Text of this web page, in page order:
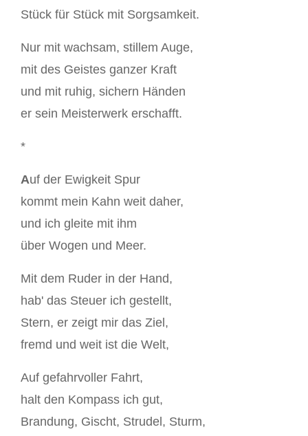
Stück für Stück mit Sorgsamkeit.
Nur mit wachsam, stillem Auge,
mit des Geistes ganzer Kraft
und mit ruhig, sichern Händen
er sein Meisterwerk erschafft.
*
Auf der Ewigkeit Spur
kommt mein Kahn weit daher,
und ich gleite mit ihm
über Wogen und Meer.
Mit dem Ruder in der Hand,
hab' das Steuer ich gestellt,
Stern, er zeigt mir das Ziel,
fremd und weit ist die Welt,
Auf gefahrvoller Fahrt,
halt den Kompass ich gut,
Brandung, Gischt, Strudel, Sturm,